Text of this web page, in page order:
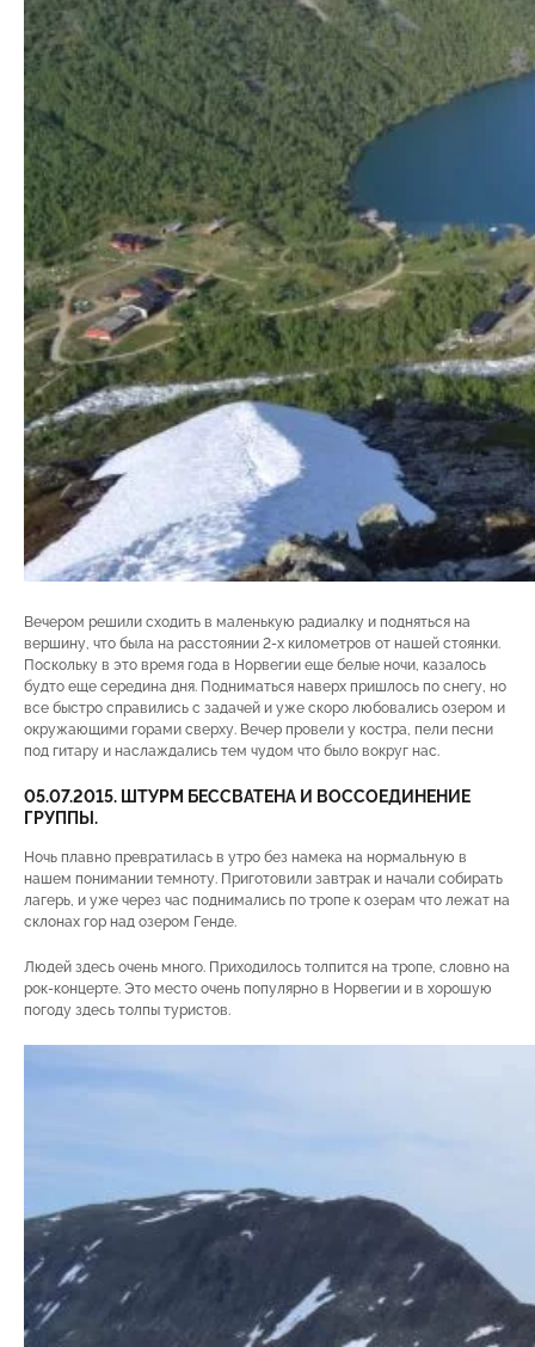
Вечером решили сходить в маленькую радиалку и подняться на
вершину, что была на расстоянии 2-х километров от нашей стоянки.
Поскольку в это время года в Норвегии еще белые ночи, казалось
будто еще середина дня. Подниматься наверх пришлось по снегу, но
все быстро справились с задачей и уже скоро любовались озером и
окружающими горами сверху. Вечер провели у костра, пели песни
под гитару и наслаждались тем чудом что было вокруг нас.
05.07.2015. ШТУРМ БЕССВАТЕНА И ВОССОЕДИНЕНИЕ
ГРУППЫ.
Ночь плавно превратилась в утро без намека на нормальную в
нашем понимании темноту. Приготовили завтрак и начали собирать
лагерь, и уже через час поднимались по тропе к озерам что лежат на
склонах гор над озером Генде.
Людей здесь очень много. Приходилось толпится на тропе, словно на
рок-концерте. Это место очень популярно в Норвегии и в хорошую
погоду здесь толпы туристов.